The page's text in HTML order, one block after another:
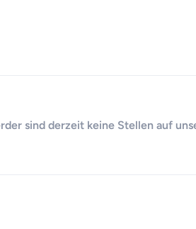
sind derzeit keine Stellen auf